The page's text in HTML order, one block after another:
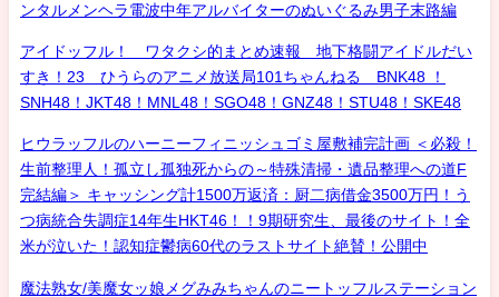
ンタルメンヘラ電波中年アルバイターのぬいぐるみ男子末路編
アイドッフル！ ワタクシ的まとめ速報 地下格闘アイドルだい
すき！23 ひうらのアニメ放送局101ちゃんねる BNK48 ！
SNH48！JKT48！MNL48！SGO48！GNZ48！STU48！SKE48
ヒウラッフルのハーニーフィニッシュゴミ屋敷補完計画 ＜必殺！
生前整理人！孤立し孤独死からの～特殊清掃・遺品整理への道F
完結編＞ キャッシング計1500万返済：厨二病借金3500万円！う
つ病統合失調症14年生HKT46！！9期研究生、最後のサイト！全
米が泣いた！認知症鬱病60代のラストサイト絶賛！公開中
魔法熟女/美魔女ッ娘メグみみちゃんのニートッフルステーション